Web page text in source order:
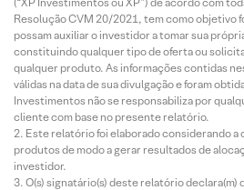
Resolução CVM 20/2021, tem como objetivo
possam auxiliar o investidor a tomar sua
constituindo qualquer tipo de oferta ou
qualquer produto. As informações contidas
válidas na data de sua divulgação e foram
Investimentos não se responsabiliza por
cliente com base no presente relatório.
Este relatório foi elaborado considerando a
produtos de modo a gerar resultados de
investidor.
O(s) signatário(s) deste relatório declara(m)